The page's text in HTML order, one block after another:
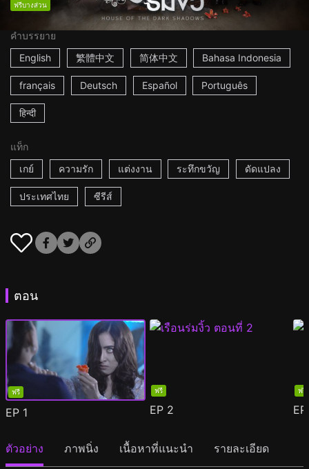
ฟรีบางส่วน
คำบรรยาย
English
繁體中文 简体中文 Bahasa Indonesia
français Deutsch Español Português
हिन्दी
แท็ก
เกย์
ความรัก แต่งงาน ระทึกขวัญ ดัดแปลง
ประเทศไทย ซีรีส์
ตอน
ฟรี
EP 1
ฟรี
EP 2
ฟรี
ตัวอย่าง ภาพนิ่ง เนื้อหาที่แนะนำ รายละเอียด